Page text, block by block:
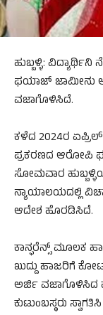
ಹುಬ್ಬಳ್ಳಿ:
ಫಯಾಜ್ ಜಾಮೀನು
ವಜಾಗೊಳಿಸಿದೆ.
ಕಳೆದ 2024ರ
ಪ್ರಕರಣದ ಆರೋಪಿ
ಸೋಮವಾರ ಹುಬ್ಬಳ್ಳಿಯ
ನ್ಯಾಯಾಲಯದಲ್ಲಿ
ಆದೇಶ ಹೊರಡಿಸಿದೆ.
ಕಾನ್ಫರೆನ್ಸ್ ಮೂಲಕ
ಖುದ್ದು ಹಾಜರಿಗೆ
ಅರ್ಜಿ ವಜಾಗೊಳಿಸಿದ
ಕುಟುಂಬಸ್ಥರು